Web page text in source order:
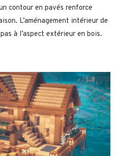
contour en pavés renforce
L’aménagement intérieur de
à l’aspect extérieur en bois.